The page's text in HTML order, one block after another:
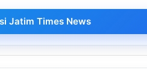
Jatim Times News